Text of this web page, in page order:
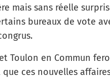
mais sans réelle
bureaux de vote
Toulon en Commun
ces nouvelles